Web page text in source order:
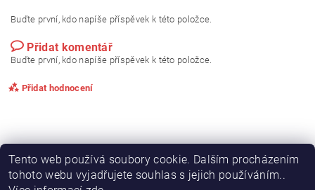
Buďte první, kdo napíše příspěvek k této položce.
Přidat komentář
Buďte první, kdo napíše příspěvek k této položce.
Přidat hodnocení
Tento web používá soubory cookie. Dalším procházením
tohoto webu vyjadřujete souhlas s jejich používáním..